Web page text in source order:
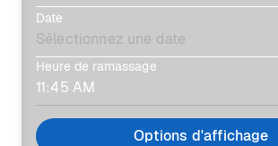
Date
Heure de ramassage
Options d'affichage